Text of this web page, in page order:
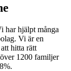
har hjälpt många
Vi är en
hitta rätt
1200 familjer